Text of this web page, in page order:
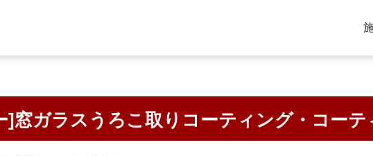
]窓ガラスうろこ取りコーティング・コーテ